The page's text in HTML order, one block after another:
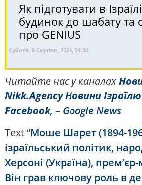
Як підготувати в
будинок до шабату та
про GENIUS
Субота, 8 Серпня, 2026, 21:30
Читайте нас у каналах
Nikk.AgencyНовини Ізраїлю
Facebook, – Google News
Text “Моше Шарет (1894-
ізраїльський політик,
Херсоні (Україна), прем’єр-
Він грав ключову роль в